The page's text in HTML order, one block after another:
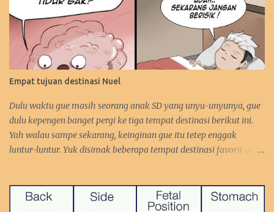
Empat tujuan destinasi Nuel
Dulu waktu gue masih seorang anak SD yang unyu-unyunya, gue
dulu kepengen banget pergi ke tiga tempat destinasi berikut ini.
Yah walau sampe sekarang, keinginan gue itu tetep enggak
luntur-luntur. Yuk disimak beberapa tempat destinasi favorit gue.
Paris-nya. Gue pengen bangen liat Menara Eiffel, Arc de Triomph,
serta juga Katedral Notre Dame-nya. Selain itu, katanya pantai-